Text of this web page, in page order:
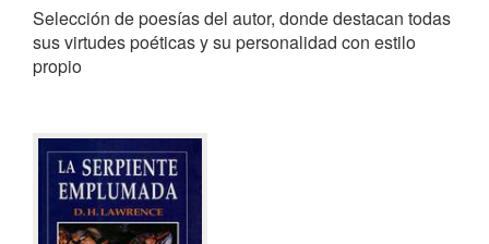
Selección de poesías del autor, donde destacan todas
sus virtudes poéticas y su personalidad con estilo
propio